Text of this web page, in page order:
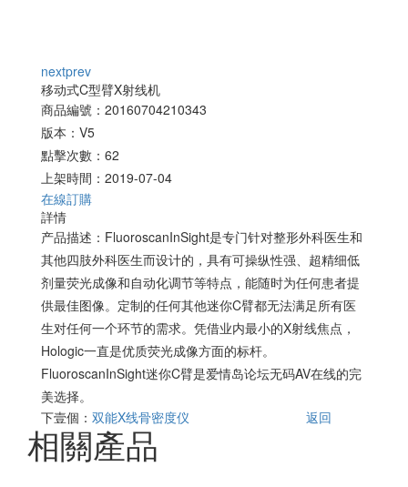
nextprev
移动式C型臂X射线机
商品編號：20160704210343
版本：V5
點擊次數：62
上架時間：2019-07-04
在線訂購
詳情
产品描述：FluoroscanInSight是专门针对整形外科医生和
其他四肢外科医生而设计的，具有可操纵性强、超精细低
剂量荧光成像和自动化调节等特点，能随时为任何患者提
供最佳图像。定制的任何其他迷你C臂都无法满足所有医
生对任何一个环节的需求。凭借业内最小的X射线焦点，
Hologic一直是优质荧光成像方面的标杆。
FluoroscanInSight迷你C臂是爱情岛论坛无码AV在线的完
美选择。
下壹個： 双能X线骨密度仪 返回
相關產品